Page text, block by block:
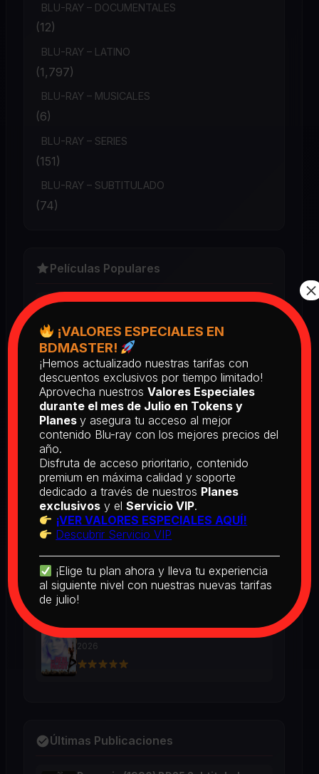
BLU-RAY – DOCUMENTALES
(12)
BLU-RAY – LATINO
(1,797)
BLU-RAY – MUSICALES
(6)
BLU-RAY – SERIES
(151)
BLU-RAY – SUBTITULADO
(74)
Películas Populares
Book Club (2018) BD25 Latino
Return of the Living Dead: Part II
(1988) BD25 Latino
2025
[PEDIDO] The Man Who Fell to
Earth [Criterion Collection] (1976)
BD25 Subtitulado
2026
Latino
2026
The Real McCoy (1993) BD25 Latino
2026
Últimas Publicaciones
¡VALORES ESPECIALES EN
BDMASTER!
¡Hemos actualizado nuestras tarifas con
descuentos exclusivos por tiempo limitado!
Aprovecha nuestros Valores Especiales
durante el mes de Julio en Tokens y
Planes y asegura tu acceso al mejor
contenido Blu-ray con los mejores precios del
año.
Disfruta de acceso prioritario, contenido
premium en máxima calidad y soporte
dedicado a través de nuestros Planes
exclusivos y el Servicio VIP.
¡VER VALORES ESPECIALES AQUÍ!
Descubrir Servicio VIP
¡Elige tu plan ahora y lleva tu experiencia
al siguiente nivel con nuestras nuevas tarifas
de julio!
×